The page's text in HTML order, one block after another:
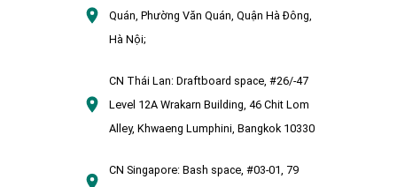
Quán, Phường Văn Quán, Quận Hà Đông,
Hà Nội;
CN Thái Lan: Draftboard space, #26/-47
Level 12A Wrakarn Building, 46 Chit Lom
Alley, Khwaeng Lumphini, Bangkok 10330
CN Singapore: Bash space, #03-01, 79